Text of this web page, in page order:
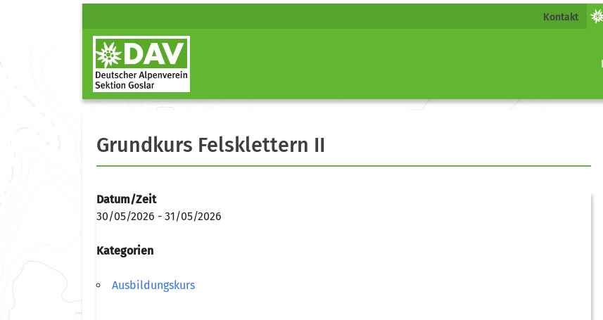
Kontakt
Grundkurs Felsklettern II
Datum/Zeit
30/05/2026 - 31/05/2026
Kategorien
Ausbildungskurs